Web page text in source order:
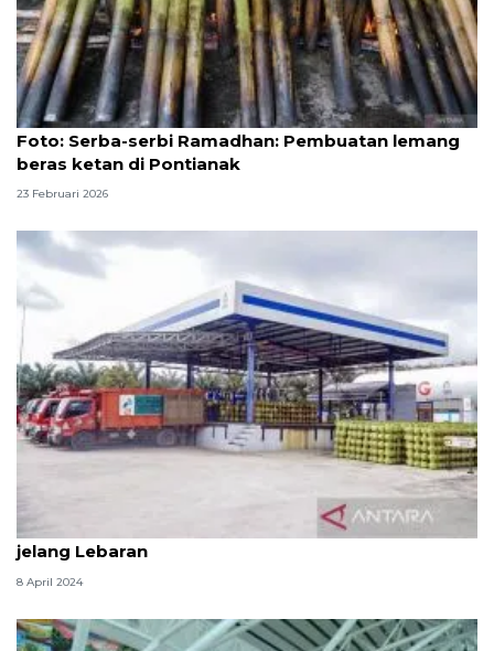
Foto
Foto: Serba-serbi Ramadhan: Pembuatan lemang
beras ketan di Pontianak
23 Februari 2026
Pertamina tambah pasokan gas LPG 3 kilogram
jelang Lebaran
8 April 2024